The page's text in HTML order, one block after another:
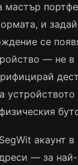
мастър
и
се
— не в
акаунт
— за